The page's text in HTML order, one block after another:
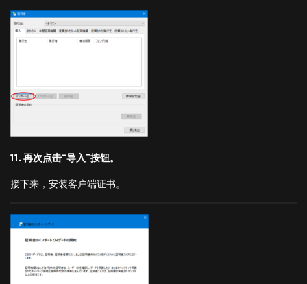
11. 再次点击“导入”按钮。
接下来，安装客户端证书。